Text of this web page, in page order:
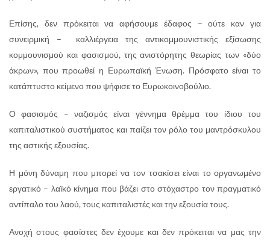
Επίσης, δεν πρόκειται να αφήσουμε έδαφος – ούτε καν για
συνειρμική – καλλιέργεια της αντικομμουνιστικής εξίσωσης
κομμουνισμού και φασισμού, της ανιστόρητης θεωρίας των «δύο
άκρων», που προωθεί η Ευρωπαϊκή Ένωση. Πρόσφατο είναι το
κατάπτυστο κείμενο που ψήφισε το Ευρωκοινοβούλιο.
Ο φασισμός – ναζισμός είναι γέννημα θρέμμα του ίδιου του
καπιταλιστικού συστήματος και παίζει τον ρόλο του μαντρόσκυλου
της αστικής εξουσίας.
Η μόνη δύναμη που μπορεί να τον τσακίσει είναι το οργανωμένο
εργατικό – λαϊκό κίνημα που βάζει στο στόχαστρο τον πραγματικό
αντίπαλο του λαού, τους καπιταλιστές και την εξουσία τους.
Ανοχή στους φασίστες δεν έχουμε και δεν πρόκειται να μας την